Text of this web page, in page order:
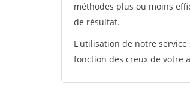
méthodes plus ou moins
de résultat.
L'utilisation de notre
fonction des creux de votre